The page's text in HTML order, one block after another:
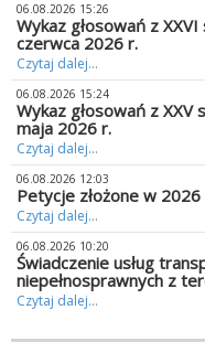
06.08.2026 15:26
Wykaz głosowań z
czerwca 2026 r.
Czytaj dalej...
06.08.2026 15:24
Wykaz głosowań z XXV
maja 2026 r.
Czytaj dalej...
06.08.2026 12:03
Petycje złożone w 2026
Czytaj dalej...
06.08.2026 10:20
Świadczenie usług
niepełnosprawnych z
Czytaj dalej...